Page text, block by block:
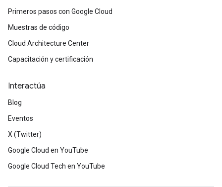
Primeros pasos con Google Cloud
Muestras de código
Cloud Architecture Center
Capacitación y certificación
Interactúa
Blog
Eventos
X (Twitter)
Google Cloud en YouTube
Google Cloud Tech en YouTube